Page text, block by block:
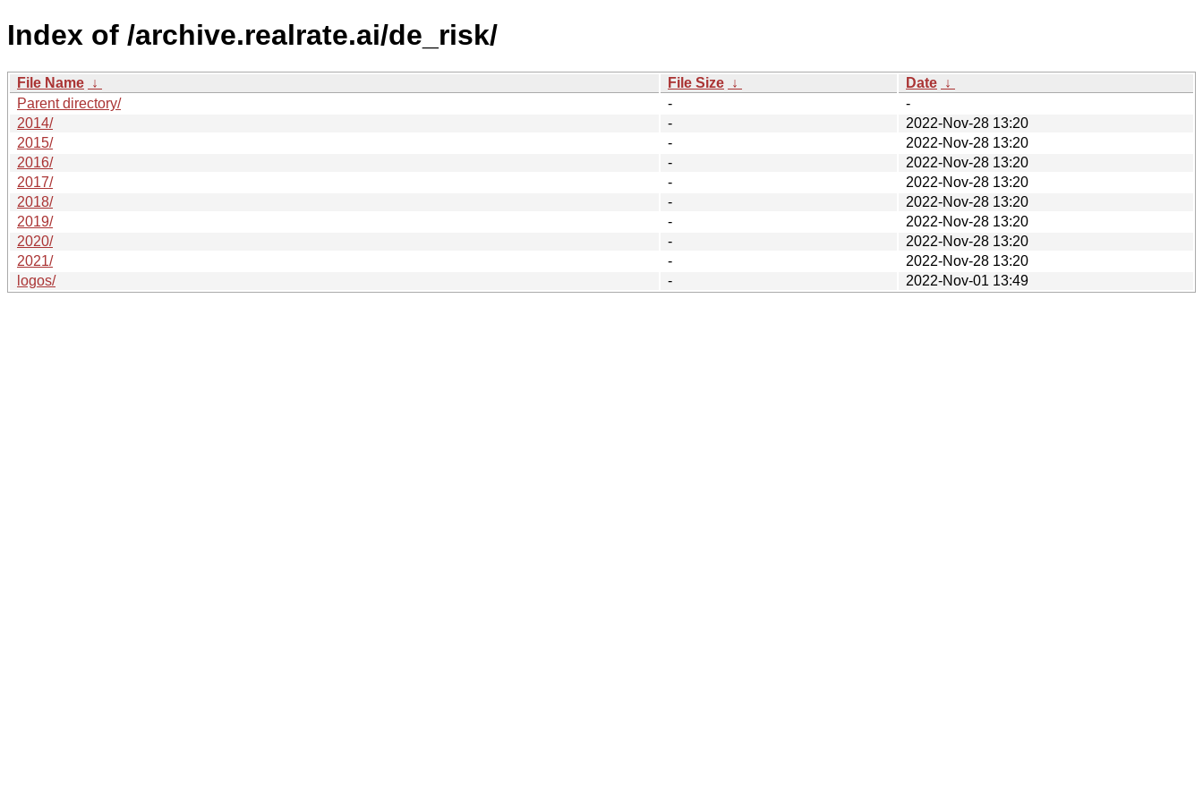
Index of /archive.realrate.ai/de_risk/
File Name ↓ File Size ↓ Date ↓
Parent directory/
-
-
2014/
-
2022-Nov-28 13:20
2015/
-
2022-Nov-28 13:20
2016/
-
2022-Nov-28 13:20
2017/
-
2022-Nov-28 13:20
2018/
-
2022-Nov-28 13:20
2019/
-
2022-Nov-28 13:20
2020/
-
2022-Nov-28 13:20
2021/
-
2022-Nov-28 13:20
logos/
- 2022-Nov-01 13:49